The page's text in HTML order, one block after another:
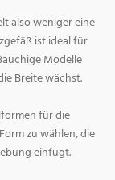
also weniger eine
ist ideal für
Modelle
Breite wächst.
für die
zu wählen, die
einfügt.